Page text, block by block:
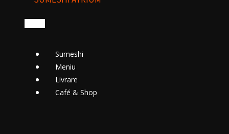
Sumeshi
Meniu
Livrare
Cafе́ & Shop